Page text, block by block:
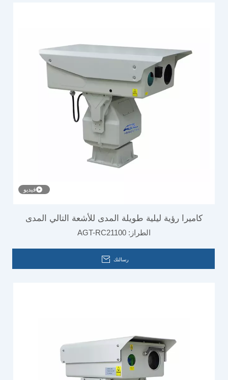
فيديو
كاميرا رؤية ليلية طويلة المدى للأشعة التالي المدى
للميناء الطراز: AGT-RC21100
رسالتك